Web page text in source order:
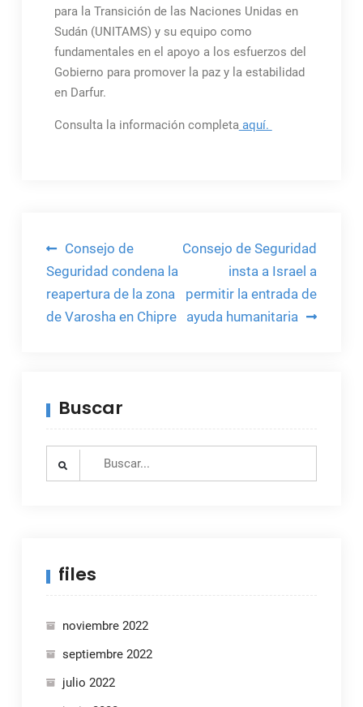
para la Transición de las Naciones Unidas en
Sudán (UNITAMS) y su equipo como
fundamentales en el apoyo a los esfuerzos del
Gobierno para promover la paz y la estabilidad
en Darfur.
Consulta la información completaaquí.
Navegación
de
entradas
Consejo de
Seguridad condena la
reapertura de la zona
de Varosha en Chipre
Consejo de Seguridad
insta a Israel a
permitir la entrada de
ayuda humanitaria
Buscar
Search
files
noviembre 2022
septiembre 2022
julio 2022